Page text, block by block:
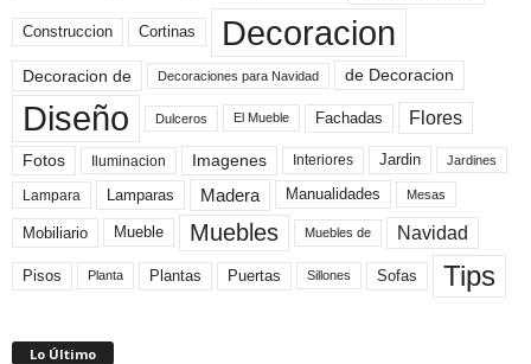
Construccion Cortinas Decoracion
Decoracion de Decoraciones para Navidad de Decoracion
Diseño Dulceros El Mueble Fachadas Flores
Fotos Iluminacion Imagenes Interiores Jardin Jardines
Lampara Lamparas Madera Manualidades Mesas
Mobiliario Mueble Muebles Muebles de Navidad
Pisos Planta Plantas Puertas Sillones Sofas Tips
Lo Último